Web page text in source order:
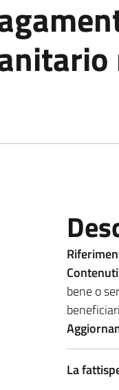
Contenuti
bene o
La